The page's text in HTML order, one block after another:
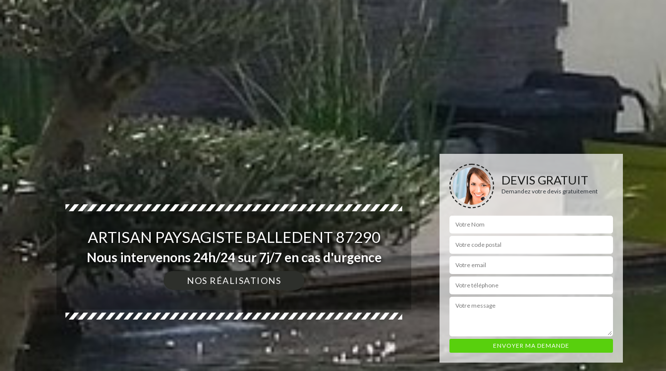
ARTISAN PAYSAGISTE BALLEDENT 87290
Nous intervenons 24h/24 sur 7j/7 en cas d'urgence
NOS RÉALISATIONS
DEVIS GRATUIT
Demandez votre devis gratuitement